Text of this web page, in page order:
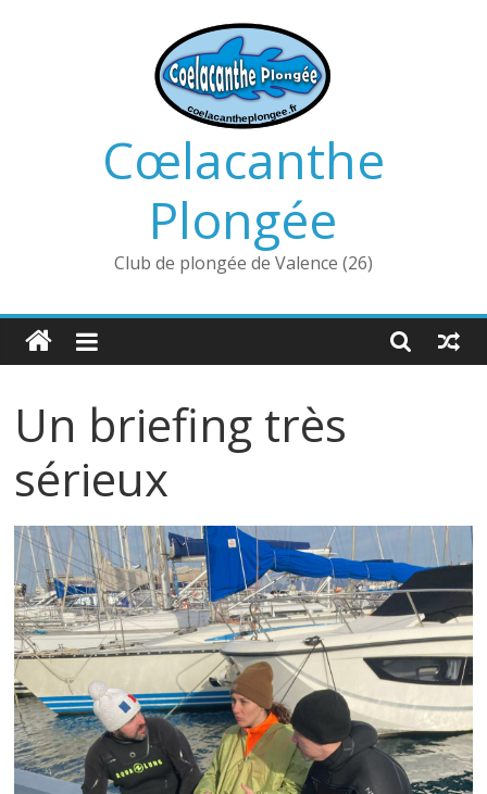
Cœlacanthe
Plongée
Club de plongée de Valence (26)
Un briefing très
sérieux